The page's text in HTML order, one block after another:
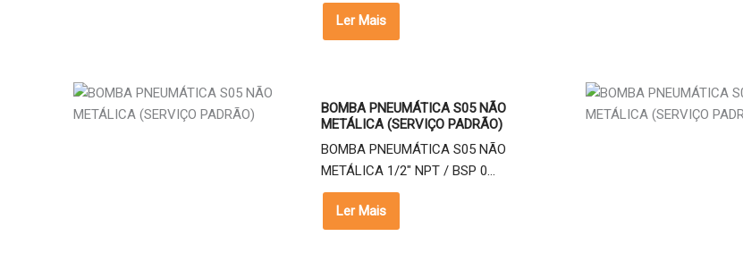
Ler Mais
BOMBA PNEUMÁTICA S05 NÃO
METÁLICA (SERVIÇO PADRÃO)
BOMBA PNEUMÁTICA S05 NÃO
METÁLICA 1/2" NPT / BSP 0...
Ler Mais